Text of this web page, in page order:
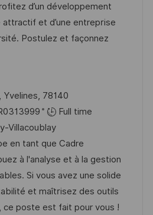
d’un développement
attractif et d’une entreprise
Postulez et façonnez
Yvelines, 78140
Full time
Villacoublay
en tant que Cadre
à l'analyse et à la gestion
Si vous avez une solide
et maîtrisez des outils
ce poste est fait pour vous !